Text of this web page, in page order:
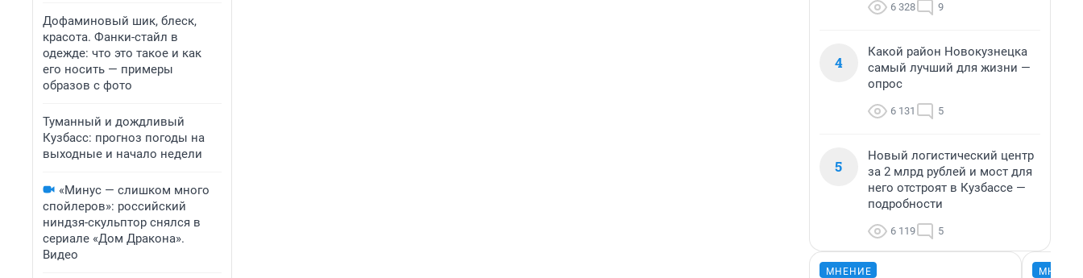
Дофаминовый шик, блеск,
красота. Фанки-стайл в
одежде: что это такое и как
его носить — примеры
образов с фото
Туманный и дождливый
Кузбасс: прогноз погоды на
выходные и начало недели
«Минус — слишком много
спойлеров»: российский
ниндзя-скульптор снялся в
сериале «Дом Дракона».
Видео
6 328 9
4
Какой район Новокузнецка
самый лучший для жизни —
опрос
6 131 5
5
Новый логистический центр
за 2 млрд рублей и мост для
него отстроят в Кузбассе —
подробности
6 119 5
МНЕНИЕ